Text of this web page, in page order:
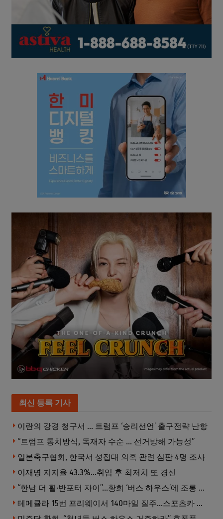
최신 등록 기사
이란의 강경 청구서 … 트럼프 ‘승리선언’ 출구전략 난항
“트럼프 통치방식, 독재자 수순 … 선거방해 가능성”
일본축구협회, 한국서 성접대 의혹 관련 심판 4명 조사
이재명 지지율 43.3%…취임 후 최저치 또 경신
“한남 더 휠·반포터 자이”…황희 ‘버스 하우스’에 조롱 쏟아져
테메큘라 15번 프리웨이서 140마일 질주…스포츠카 압수